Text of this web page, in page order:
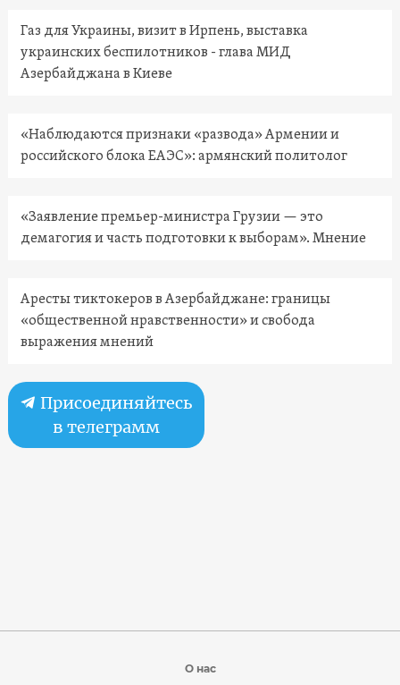
Газ для Украины, визит в Ирпень, выставка
украинских беспилотников - глава МИД
Азербайджана в Киеве
«Наблюдаются признаки «развода» Армении и
российского блока ЕАЭС»: армянский политолог
«Заявление премьер-министра Грузии — это
демагогия и часть подготовки к выборам». Мнение
Аресты тиктокеров в Азербайджане: границы
«общественной нравственности» и свобода
выражения мнений
Присоединяйтесь
в телеграмм
О нас